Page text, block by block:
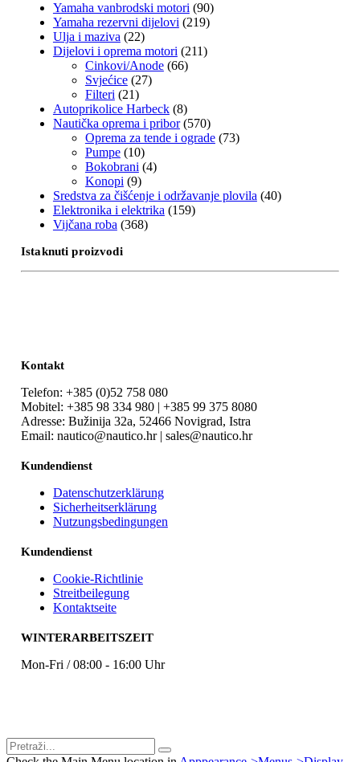
Yamaha vanbrodski motori (90)
Yamaha rezervni dijelovi (219)
Ulja i maziva (22)
Dijelovi i oprema motori (211)
Cinkovi/Anode (66)
Svjećice (27)
Filteri (21)
Autoprikolice Harbeck (8)
Nautička oprema i pribor (570)
Oprema za tende i ograde (73)
Pumpe (10)
Bokobrani (4)
Konopi (9)
Sredstva za čišćenje i održavanje plovila (40)
Elektronika i elektrika (159)
Vijčana roba (368)
Istaknuti proizvodi
Kontakt
Telefon: +385 (0)52 758 080
Mobitel: +385 98 334 980 | +385 99 375 8080
Adresse: Bužinija 32a, 52466 Novigrad, Istra
Email: nautico@nautico.hr | sales@nautico.hr
Kundendienst
Datenschutzerklärung
Sicherheitserklärung
Nutzungsbedingungen
Kundendienst
Cookie-Richtlinie
Streitbeilegung
Kontaktseite
WINTERARBEITSZEIT
Mon-Fri / 08:00 - 16:00 Uhr